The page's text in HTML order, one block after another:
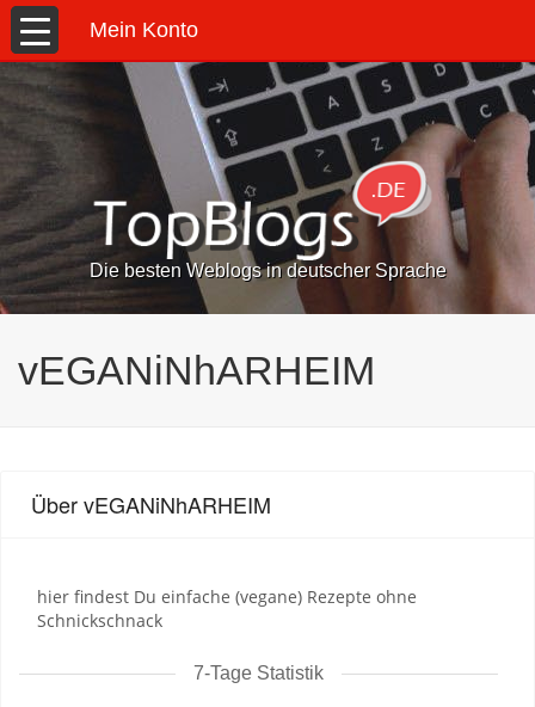
Mein Konto
Die besten Weblogs in deutscher Sprache
vEGANiNhARHEIM
Über vEGANiNhARHEIM
hier findest Du einfache (vegane) Rezepte ohne
Schnickschnack
7-Tage Statistik